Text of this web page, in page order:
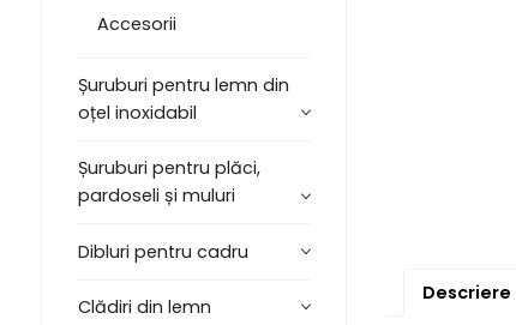
Accesorii
Șuruburi pentru lemn din
oțel inoxidabil
Șuruburi pentru plăci,
pardoseli și muluri
Dibluri pentru cadru
Clădiri din lemn
Descriere